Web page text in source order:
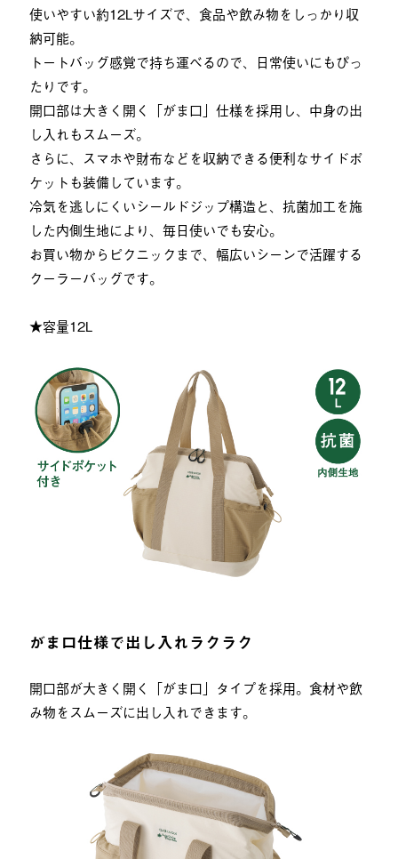
使いやすい約12Lサイズで、食品や飲み物をしっかり収
納可能。
トートバッグ感覚で持ち運べるので、日常使いにもぴっ
たりです。
開口部は大きく開く「がま口」仕様を採用し、中身の出
し入れもスムーズ。
さらに、スマホや財布などを収納できる便利なサイドポ
ケットも装備しています。
冷気を逃しにくいシールドジップ構造と、抗菌加工を施
した内側生地により、毎日使いでも安心。
お買い物からピクニックまで、幅広いシーンで活躍する
クーラーバッグです。
★容量12L
がま口仕様で出し入れラクラク
開口部が大きく開く「がま口」タイプを採用。食材や飲
み物をスムーズに出し入れできます。